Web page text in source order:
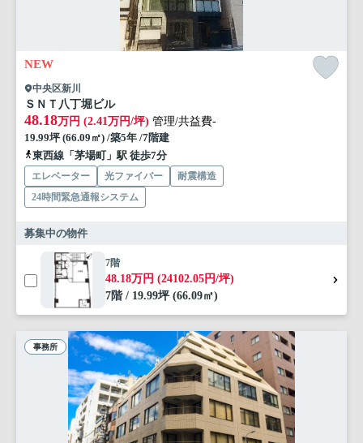
NEW
中央区新川
ＳＮＴ八丁堀ビル
48.18万円 (2.41万円/坪) 管理/共益費-
19.99坪 (66.09㎡) /築5年 /7階建
東西線「茅場町」駅 徒歩7分
エレベーター 光ファイバー
耐震構造
24時間緊急通報システム
募集中の物件
7階
48.18万円 (24102.05円/坪)
7階 / 19.99坪 (66.09㎡)
事務所